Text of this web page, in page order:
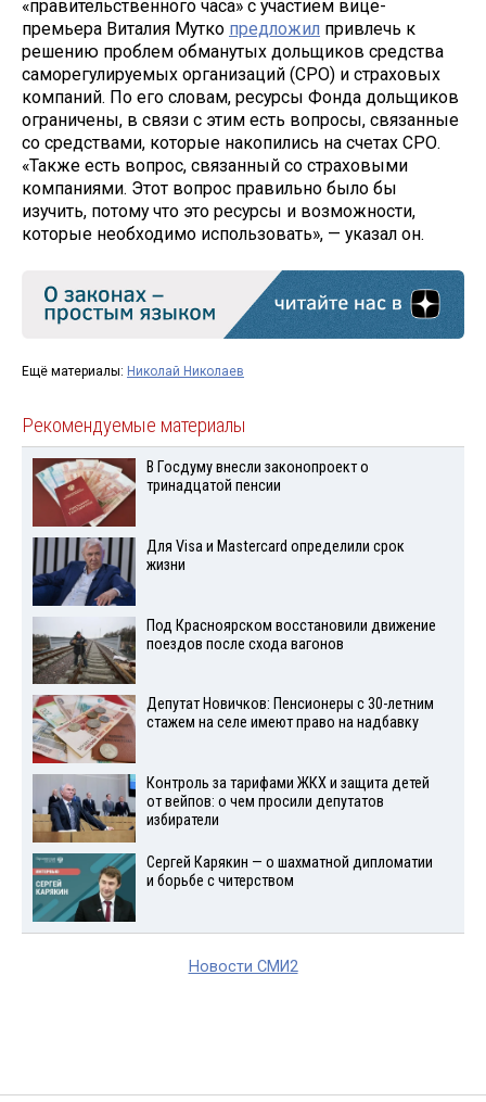
«правительственного часа» с участием вице-
премьера Виталия Мутко предложил привлечь к
решению проблем обманутых дольщиков средства
саморегулируемых организаций (СРО) и страховых
компаний. По его словам, ресурсы Фонда дольщиков
ограничены, в связи с этим есть вопросы, связанные
со средствами, которые накопились на счетах СРО.
«Также есть вопрос, связанный со страховыми
компаниями. Этот вопрос правильно было бы
изучить, потому что это ресурсы и возможности,
которые необходимо использовать», — указал он.
Ещё материалы: Николай Николаев
Рекомендуемые материалы
В Госдуму внесли законопроект о
тринадцатой пенсии
Для Visа и Mastercard определили срок
жизни
Под Красноярском восстановили движение
поездов после схода вагонов
Депутат Новичков: Пенсионеры с 30-летним
стажем на селе имеют право на надбавку
Контроль за тарифами ЖКХ и защита детей
от вейпов: о чем просили депутатов
избиратели
Сергей Карякин — о шахматной дипломатии
и борьбе с читерством
Новости СМИ2